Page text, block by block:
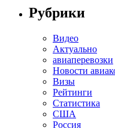
Рубрики
Видео
Актуально
авиаперевозки
Новости
Визы
Рейтинги
Статистика
США
Россия